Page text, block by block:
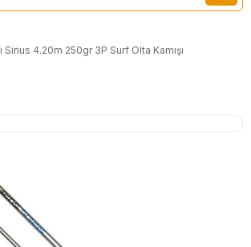
Sirius 4.20m 250gr 3P Surf Olta Kamışı